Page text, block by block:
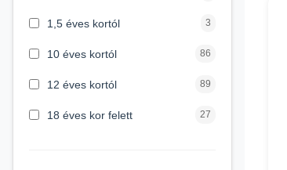
1,5 éves kortól 3
10 éves kortól 86
12 éves kortól 89
18 éves kor felett 27